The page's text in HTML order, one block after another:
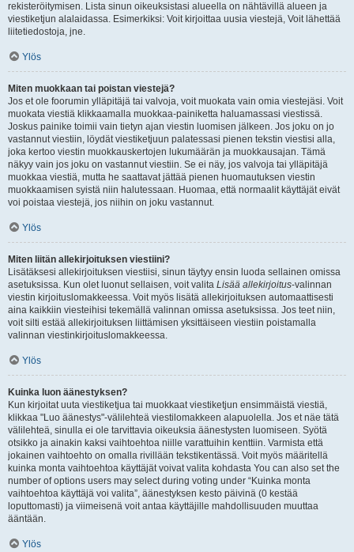
rekisteröitymisen. Lista sinun oikeuksistasi alueella on nähtävillä alueen ja
viestiketjun alalaidassa. Esimerkiksi: Voit kirjoittaa uusia viestejä, Voit lähettää
liitetiedostoja, jne.
Ylös
Miten muokkaan tai poistan viestejä?
Jos et ole foorumin ylläpitäjä tai valvoja, voit muokata vain omia viestejäsi. Voit
muokata viestiä klikkaamalla muokkaa-painiketta haluamassasi viestissä.
Joskus painike toimii vain tietyn ajan viestin luomisen jälkeen. Jos joku on jo
vastannut viestiin, löydät viestiketjuun palatessasi pienen tekstin viestisi alla,
joka kertoo viestin muokkauskertojen lukumäärän ja muokkausajan. Tämä
näkyy vain jos joku on vastannut viestiin. Se ei näy, jos valvoja tai ylläpitäjä
muokkaa viestiä, mutta he saattavat jättää pienen huomautuksen viestin
muokkaamisen syistä niin halutessaan. Huomaa, että normaalit käyttäjät eivät
voi poistaa viestejä, jos niihin on joku vastannut.
Ylös
Miten liitän allekirjoituksen viestiini?
Lisätäksesi allekirjoituksen viestiisi, sinun täytyy ensin luoda sellainen omissa
asetuksissa. Kun olet luonut sellaisen, voit valita Lisää allekirjoitus-valinnan
viestin kirjoituslomakkeessa. Voit myös lisätä allekirjoituksen automaattisesti
aina kaikkiin viesteihisi tekemällä valinnan omissa asetuksissa. Jos teet niin,
voit silti estää allekirjoituksen liittämisen yksittäiseen viestiin poistamalla
valinnan viestinkirjoituslomakkeessa.
Ylös
Kuinka luon äänestyksen?
Kun kirjoitat uuta viestiketjua tai muokkaat viestiketjun ensimmäistä viestiä,
klikkaa "Luo äänestys"-välilehteä viestilomakkeen alapuolella. Jos et näe tätä
välilehteä, sinulla ei ole tarvittavia oikeuksia äänestysten luomiseen. Syötä
otsikko ja ainakin kaksi vaihtoehtoa niille varattuihin kenttiin. Varmista että
jokainen vaihtoehto on omalla rivillään tekstikentässä. Voit myös määritellä
kuinka monta vaihtoehtoa käyttäjät voivat valita kohdasta You can also set the
number of options users may select during voting under “Kuinka monta
vaihtoehtoa käyttäjä voi valita”, äänestyksen kesto päivinä (0 kestää
loputtomasti) ja viimeisenä voit antaa käyttäjille mahdollisuuden muuttaa
ääntään.
Ylös